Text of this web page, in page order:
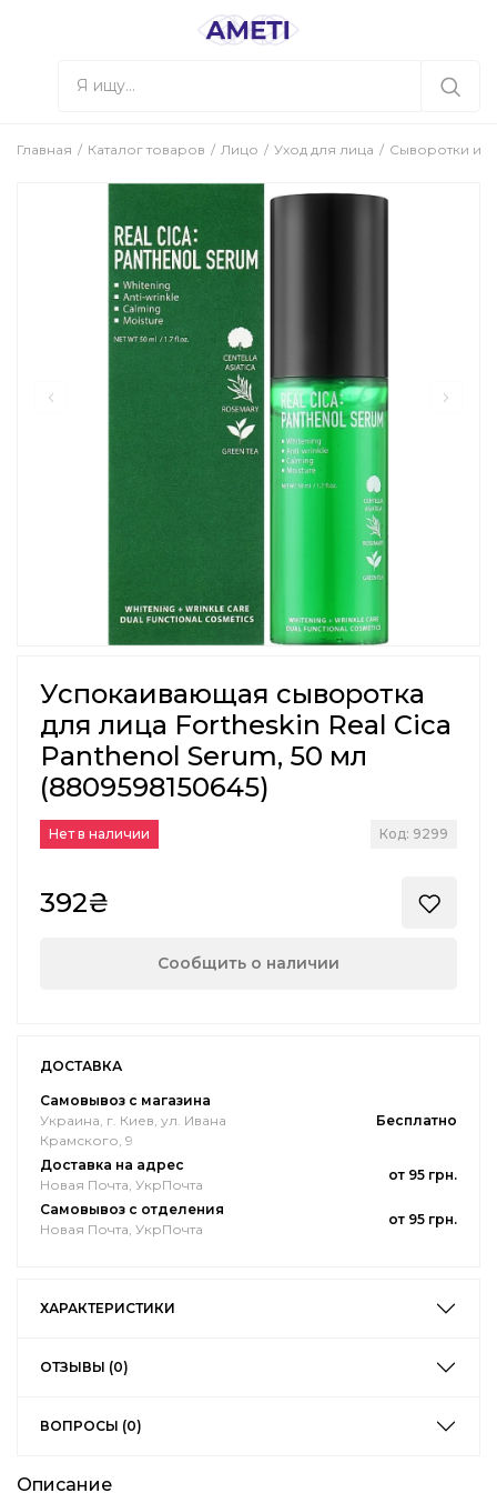
Главная Каталог товаров Лицо Уход для лица Сыворотки и
Успокаивающая сыворотка
для лица Fortheskin Real Cica
Panthenol Serum, 50 мл
(8809598150645)
Нет в наличии Код: 9299
392₴
Сообщить о наличии
ДОСТАВКА
Самовывоз с магазина
Украина, г. Киев, ул. Ивана
Крамского, 9
Бесплатно
Доставка на адрес
Новая Почта, УкрПочта
от 95 грн.
Самовывоз с отделения
Новая Почта, УкрПочта
от 95 грн.
ХАРАКТЕРИСТИКИ
ОТЗЫВЫ (0)
ВОПРОСЫ (0)
Описание